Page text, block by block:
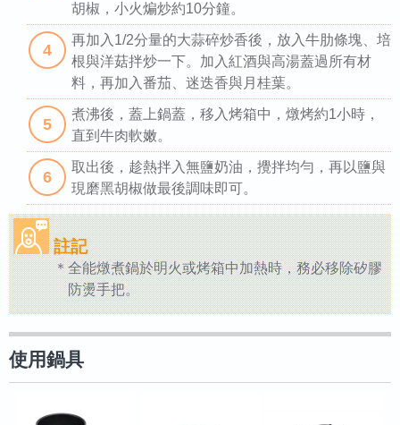
胡椒，小火煸炒約10分鐘。
4
再加入1/2分量的大蒜碎炒香後，放入牛肋條塊、培
根與洋菇拌炒一下。加入紅酒與高湯蓋過所有材
料，再加入番茄、迷迭香與月桂葉。
5
煮沸後，蓋上鍋蓋，移入烤箱中，燉烤約1小時，
直到牛肉軟嫩。
6
取出後，趁熱拌入無鹽奶油，攪拌均勻，再以鹽與
現磨黑胡椒做最後調味即可。
註記
全能燉煮鍋於明火或烤箱中加熱時，務必移除矽膠
防燙手把。
使用鍋具